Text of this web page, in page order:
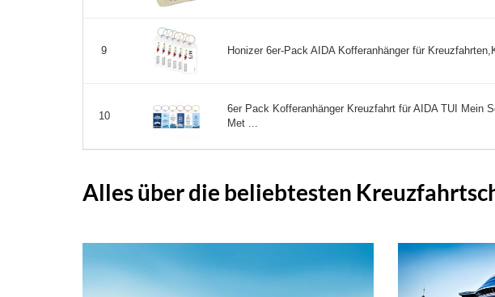
9 Honizer 6er-Pack AIDA Kofferanhänger für
10
6er Pack Kofferanhänger Kreuzfahrt für AIDA TUI Mein
Met ...
Alles über die beliebtesten